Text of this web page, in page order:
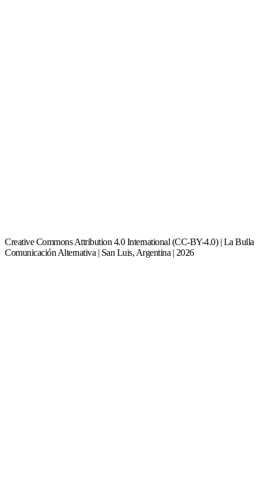
Creative Commons Attribution 4.0 International (CC-BY-4.0) | La Bulla
Comunicación Alternativa | San Luis, Argentina | 2026